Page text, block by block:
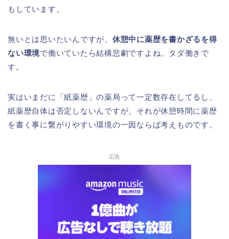
もしています。
無いとは思いたいんですが、 休憩中に薬歴を書かざるを得
ない環境で働いていたら結構悲劇ですよね。タダ働きで
す。
実はいまだに「紙薬歴」の薬局って一定数存在してるし、
紙薬歴自体は否定しないんですが、それが休憩時間に薬歴
を書く事に繋がりやすい環境の一因ならば考えものです。
広告